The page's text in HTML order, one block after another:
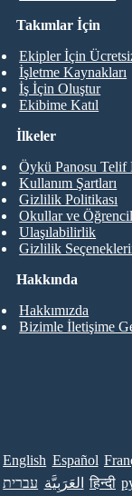
Takımlar İçin
Ekipler İçin
İşletme Kaynakları
İş İçin Oluştur
Ekibime Katıl
Hakkında
Hakkımızda
Bizimle İletişime
İlkeler
Öykü Panosu Telif
Kullanım Şartları
Gizlilik Politikası
Okullar ve
Ulaşılabilirlik
Gizlilik
English Español
עברית العَرَبِيَّة हिन्दी